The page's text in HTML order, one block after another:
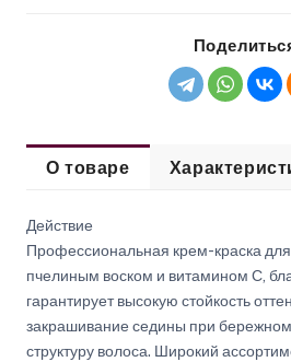
О товаре
Действие
Профессиональная крем-краска
пчелиным воском и витамином С,
гарантирует высокую стойкость
закрашивание седины при бережном
структуру волоса. Широкий